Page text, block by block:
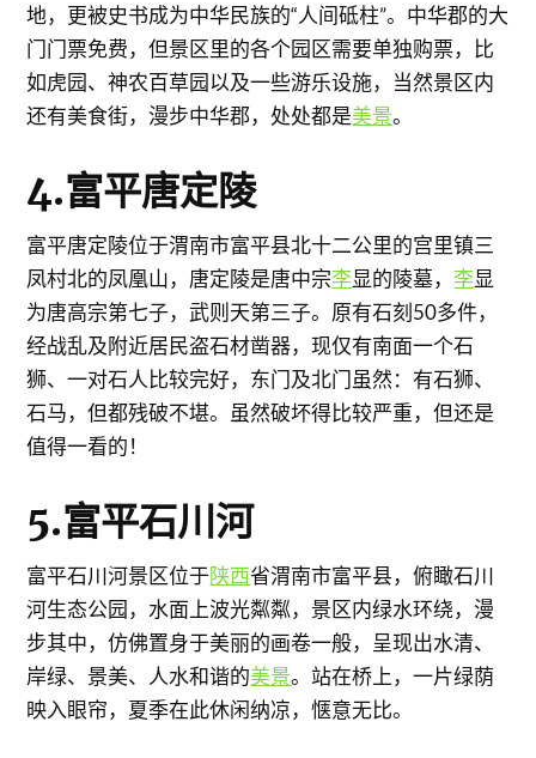
地，更被史书成为中华民族的“人间砥柱”。中华郡的大
门门票免费，但景区里的各个园区需要单独购票，比
如虎园、神农百草园以及一些游乐设施，当然景区内
还有美食街，漫步中华郡，处处都是美景。
4.富平唐定陵
富平唐定陵位于渭南市富平县北十二公里的宫里镇三
凤村北的凤凰山，唐定陵是唐中宗李显的陵墓，李显
为唐高宗第七子，武则天第三子。原有石刻50多件，
经战乱及附近居民盗石材凿器，现仅有南面一个石
狮、一对石人比较完好，东门及北门虽然：有石狮、
石马，但都残破不堪。虽然破坏得比较严重，但还是
值得一看的！
5.富平石川河
富平石川河景区位于陕西省渭南市富平县，俯瞰石川
河生态公园，水面上波光粼粼，景区内绿水环绕，漫
步其中，仿佛置身于美丽的画卷一般，呈现出水清、
岸绿、景美、人水和谐的美景。站在桥上，一片绿荫
映入眼帘，夏季在此休闲纳凉，惬意无比。